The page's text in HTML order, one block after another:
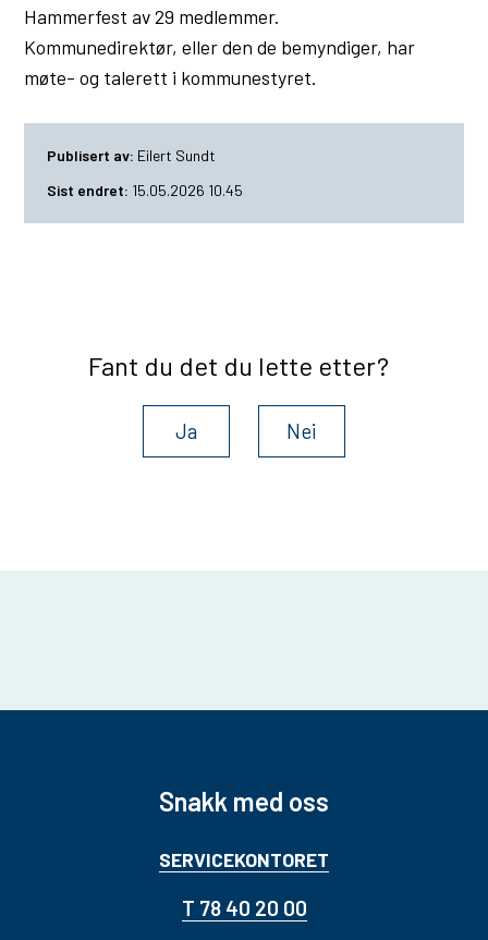
Hammerfest av 29 medlemmer.
Kommunedirektør, eller den de bemyndiger, har
møte- og talerett i kommunestyret.
Publisert av Eilert Sundt
Sist endret 15.05.2026 10.45
Fant du det du lette etter?
Ja Nei
Snakk med oss
SERVICEKONTORET
T 78 40 20 00